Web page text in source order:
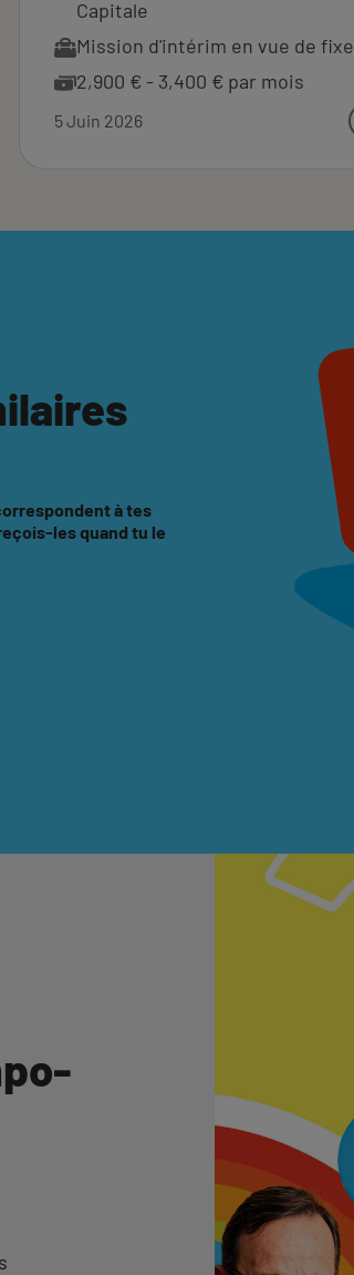
Capitale
Mission d'intérim en vue de fixe
2,900 € - 3,400 € par mois
5 Juin 2026
à tes
les quand tu le